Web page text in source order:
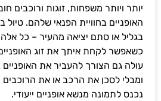
יותר ויותר משפחות, זוגות ורוכבים
האופניים בחוויית הפנאי שלהם.
בגליל או סתם יציאה מהעיר – כל
כשאפשר לקחת איתך את זוג
עולה גם הצורך להעביר את
ומבלי לסכן את הרכב או את הרוכבים
נכנס לתמונה מנשא אופניים ייעודי.